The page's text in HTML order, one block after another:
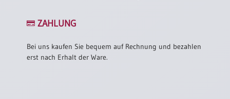
ZAHLUNG
Bei uns kaufen Sie bequem auf Rechnung und bezahlen
erst nach Erhalt der Ware.